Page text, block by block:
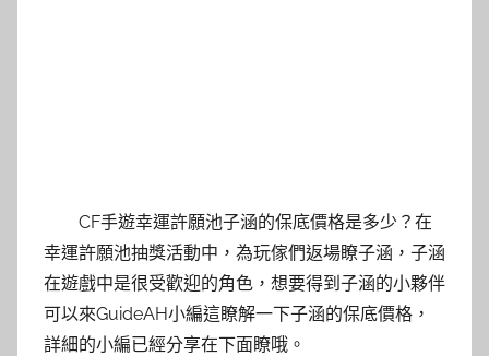
CF手遊幸運許願池子涵的保底價格是多少？在
幸運許願池抽獎活動中，為玩傢們返場瞭子涵，子涵
在遊戲中是很受歡迎的角色，想要得到子涵的小夥伴
可以來GuideAH小編這瞭解一下子涵的保底價格，
詳細的小編已經分享在下面瞭哦。